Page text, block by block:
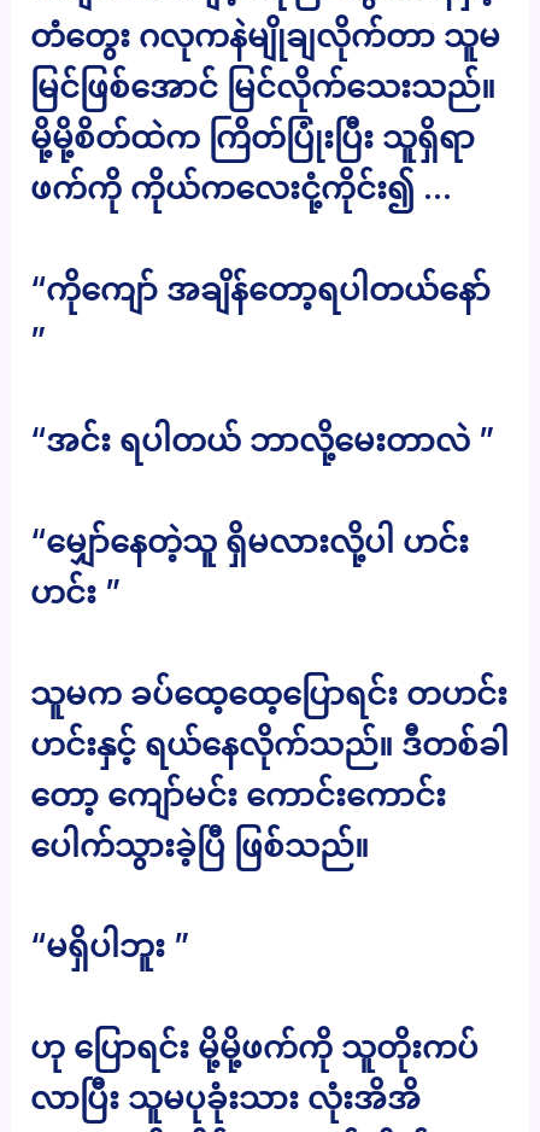
တံတွေး ဂလုကနဲမျိုချလိုက်တာ သူမ
မြင်ဖြစ်အောင် မြင်လိုက်သေးသည်။
မို့မို့စိတ်ထဲက ကြိတ်ပြုံးပြီး သူရှိရာ
ဖက်ကို ကိုယ်ကလေးငုံ့ကိုင်း၍ …
“ကိုကျော် အချိန်တော့ရပါတယ်နော်
”
“အင်း ရပါတယ် ဘာလို့မေးတာလဲ ”
“မျှော်နေတဲ့သူ ရှိမလားလို့ပါ ဟင်း
ဟင်း ”
သူမက ခပ်ထေ့ထေ့ပြောရင်း တဟင်း
ဟင်းနှင့် ရယ်နေလိုက်သည်။ ဒီတစ်ခါ
တော့ ကျော်မင်း ကောင်းကောင်း
ပေါက်သွားခဲ့ပြီ ဖြစ်သည်။
“မရှိပါဘူး ”
ဟု ပြောရင်း မို့မို့ဖက်ကို သူတိုးကပ်
လာပြီး သူမပုခုံးသား လုံးအိအိ